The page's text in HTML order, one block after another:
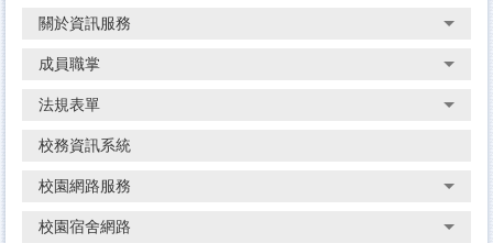
關於資訊服務
成員職掌
法規表單
校務資訊系統
校園網路服務
校園宿舍網路